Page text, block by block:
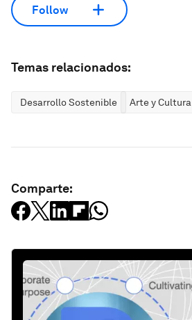
Follow
Temas relacionados:
Desarrollo Sostenible Arte y Cultura
Comparte: